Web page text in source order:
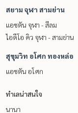
สยาม จุฬา สามย่าน
แอชตัน จุฬา - สีลม
ไอดีโอ คิว จุฬา - สามย่าน
สุขุมวิท อโศก ทองหล่อ
แอชตัน อโศก
ทำเลน่าสนใจ
นานา